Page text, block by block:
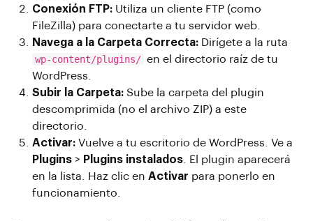
Conexión FTP: Utiliza un cliente FTP (como
FileZilla) para conectarte a tu servidor web.
Navega a la Carpeta Correcta: Dirígete a la ruta
wp-content/plugins/ en el directorio raíz de tu
WordPress.
Subir la Carpeta: Sube la carpeta del plugin
descomprimida (no el archivo ZIP) a este
directorio.
Activar: Vuelve a tu escritorio de WordPress. Ve a
Plugins > Plugins instalados . El plugin aparecerá
en la lista. Haz clic en Activar para ponerlo en
funcionamiento.